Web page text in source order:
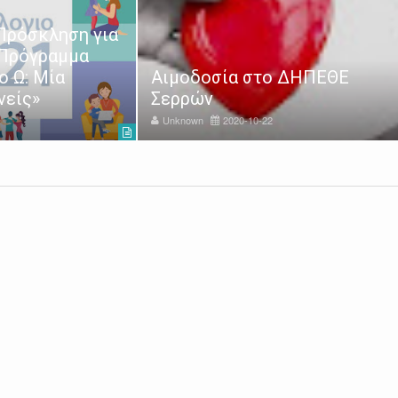
για
Ω: Μία
Αιμοδοσία στο ΔΗΠΕΘΕ
Σερρών
Unknown 2020-10-22